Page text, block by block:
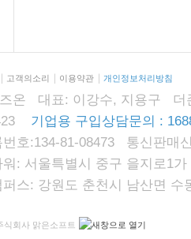
고객의소리 이용약관 개인정보처리방침
온 대표: 이강수, 지용구 더
기업용 구입상담문의 :
번호:134-81-08473 통신판매
워: 서울특별시 중구 을지로1
퍼스: 강원도 춘천시 남산면
식회사 맑은소프트